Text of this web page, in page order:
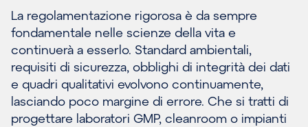
La regolamentazione rigorosa è da sempre
fondamentale nelle scienze della vita e
continuerà a esserlo. Standard ambientali,
requisiti di sicurezza, obblighi di integrità dei dati
e quadri qualitativi evolvono continuamente,
lasciando poco margine di errore. Che si tratti di
progettare laboratori GMP, cleanroom o impianti